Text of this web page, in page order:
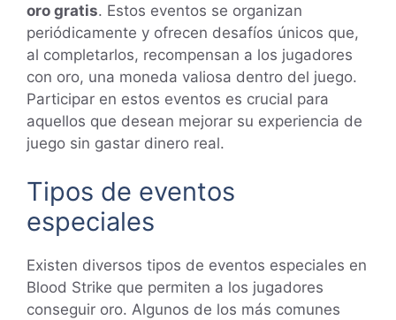
oro gratis. Estos eventos se organizan
periódicamente y ofrecen desafíos únicos que,
al completarlos, recompensan a los jugadores
con oro, una moneda valiosa dentro del juego.
Participar en estos eventos es crucial para
aquellos que desean mejorar su experiencia de
juego sin gastar dinero real.
Tipos de eventos
especiales
Existen diversos tipos de eventos especiales en
Blood Strike que permiten a los jugadores
conseguir oro. Algunos de los más comunes